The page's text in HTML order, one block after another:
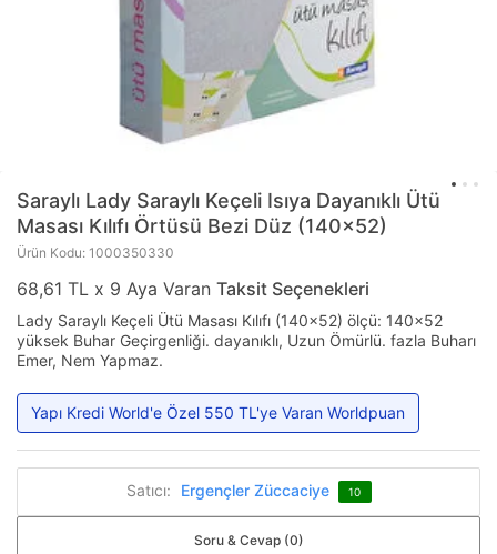
Saraylı Lady Saraylı Keçeli Isıya Dayanıklı Ütü
Masası Kılıfı Örtüsü Bezi Düz (140x52)
Ürün Kodu: 1000350330
68,61 TL x 9 Aya Varan Taksit Seçenekleri
Lady Saraylı Keçeli Ütü Masası Kılıfı (140x52) ölçü: 140x52
yüksek Buhar Geçirgenliği. dayanıklı, Uzun Ömürlü. fazla Buharı
Emer, Nem Yapmaz.
Yapı Kredi World'e Özel 550 TL'ye Varan Worldpuan
Satıcı: Ergençler Züccaciye 10
Soru & Cevap (0)